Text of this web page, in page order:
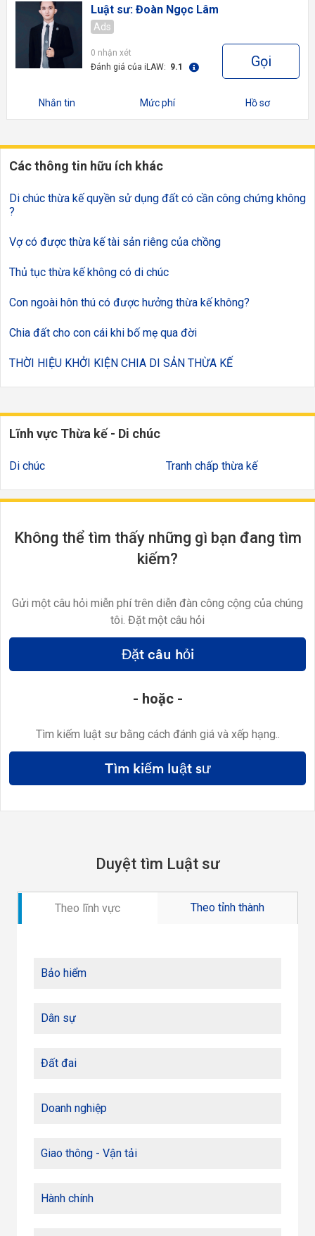
Luật sư: Đoàn Ngọc Lâm
Ads
0 nhận xét
Đánh giá của iLAW: 9.1 Gọi
Nhắn tin Mức phí Hồ sơ
Các thông tin hữu ích khác
Di chúc thừa kế quyền sử dụng đất có cần công chứng không
?
Vợ có được thừa kế tài sản riêng của chồng
Thủ tục thừa kế không có di chúc
Con ngoài hôn thú có được hưởng thừa kế không?
Chia đất cho con cái khi bố mẹ qua đời
THỜI HIỆU KHỞI KIỆN CHIA DI SẢN THỪA KẾ
Lĩnh vực Thừa kế - Di chúc
Di chúc Tranh chấp thừa kế
Không thể tìm thấy những gì bạn đang tìm
kiếm?
Gửi một câu hỏi miễn phí trên diễn đàn công cộng của chúng
tôi. Đặt một câu hỏi
Đặt câu hỏi
- hoặc -
Tìm kiếm luật sư bằng cách đánh giá và xếp hạng..
Tìm kiếm luật sư
Duyệt tìm Luật sư
Theo lĩnh vực Theo tỉnh thành
Bảo hiểm
Dân sự
Đất đai
Doanh nghiệp
Giao thông - Vận tải
Hành chính